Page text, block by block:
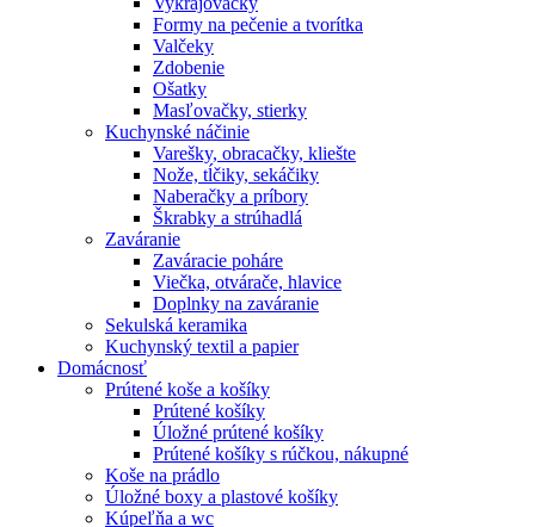
Formy na pečenie a tvorítka
Valčeky
Zdobenie
Ošatky
Masľovačky, stierky
Kuchynské náčinie
Varešky, obracačky, kliešte
Nože, tĺčiky, sekáčiky
Naberačky a príbory
Škrabky a strúhadlá
Zaváranie
Zaváracie poháre
Viečka, otvárače, hlavice
Doplnky na zaváranie
Sekulská keramika
Kuchynský textil a papier
Domácnosť
Prútené koše a košíky
Prútené košíky
Úložné prútené košíky
Prútené košíky s rúčkou, nákupné
Koše na prádlo
Úložné boxy a plastové košíky
Kúpeľňa a wc